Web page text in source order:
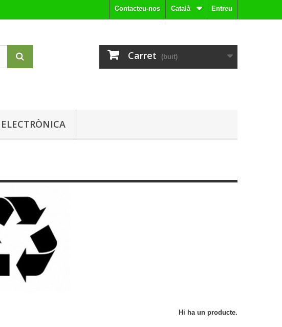
Entreu
Català
Contacteu-nos
Carret (buit)
ELECTRÒNICA
Hi ha un producte.